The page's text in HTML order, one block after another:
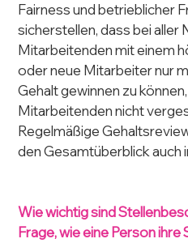
Fairness und betrieblicher
sicherstellen, dass bei aller
Mitarbeitenden mit einem
oder neue Mitarbeiter nur
Gehalt gewinnen zu
Mitarbeitenden nicht
Regelmäßige
den Gesamtüberblick auch
Wie wichtig sind
Frage, wie eine Person ihre